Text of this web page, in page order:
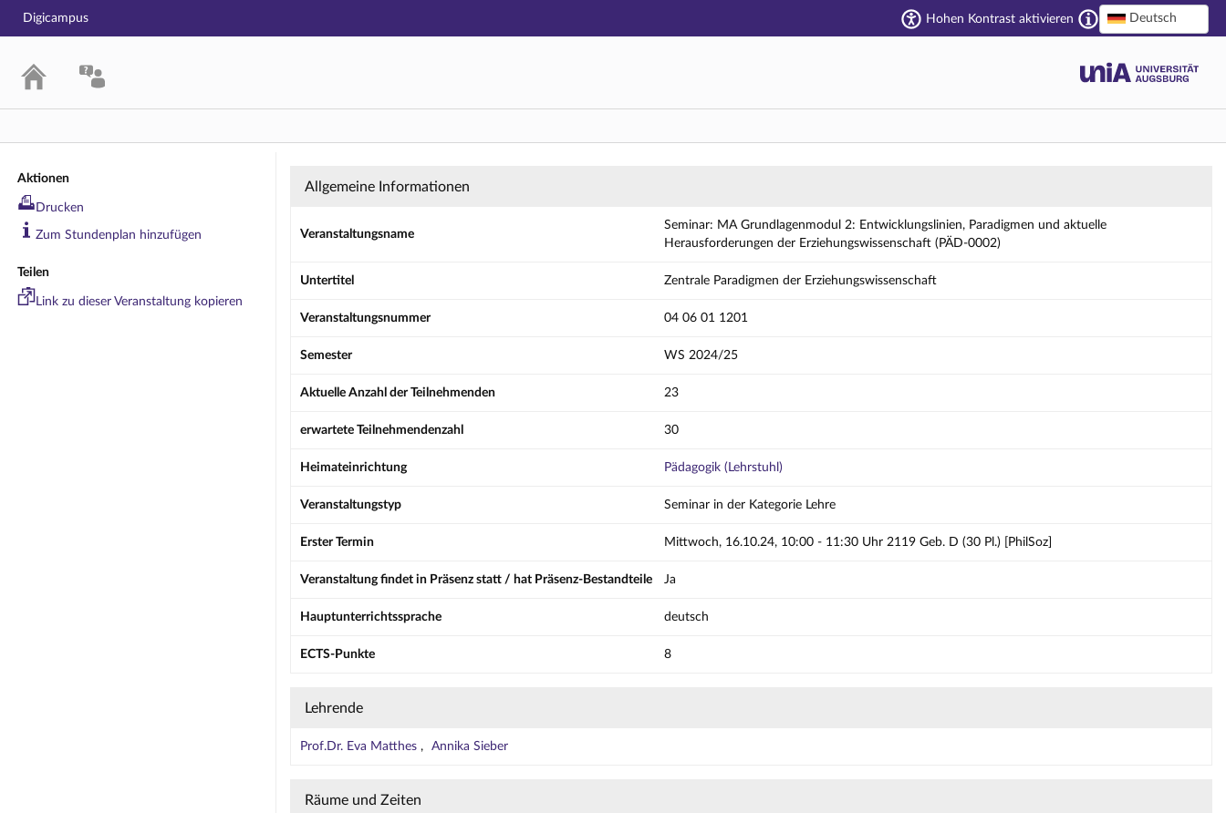
Hauptnavigation
Digicampus Hohen Kontrast aktivieren Deutsch
Aktionen
Drucken
Zum Stundenplan hinzufügen
Teilen
Link zu dieser Veranstaltung kopieren
Seminar: MA Grundlagenmodul 2: Entwicklungslinien, Paradigmen und aktuelle Herausforderungen der
Allgemeine Informationen
Veranstaltungsname
Seminar: MA Grundlagenmodul 2: Entwicklungslinien, Paradigmen und aktuelle
Herausforderungen der Erziehungswissenschaft (PÄD-0002)
Untertitel Zentrale Paradigmen der Erziehungswissenschaft
Veranstaltungsnummer 04 06 01 1201
Semester WS 2024/25
Aktuelle Anzahl der Teilnehmenden 23
erwartete Teilnehmendenzahl 30
Heimateinrichtung Pädagogik (Lehrstuhl)
Veranstaltungstyp Seminar in der Kategorie Lehre
Erster Termin Mittwoch, 16.10.24, 10:00 - 11:30 Uhr 2119 Geb. D (30 Pl.) [PhilSoz]
Veranstaltung findet in Präsenz statt / hat Präsenz-Bestandteile Ja
Hauptunterrichtssprache deutsch
ECTS-Punkte 8
Lehrende
Prof.Dr. Eva Matthes Annika Sieber
Räume und Zeiten